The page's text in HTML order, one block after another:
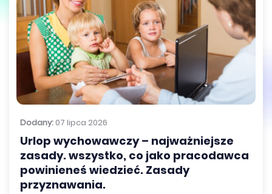
Dodany: 07 lipca 2026
Urlop wychowawczy – najważniejsze
zasady. wszystko, co jako pracodawca
powinieneś wiedzieć. Zasady
przyznawania.